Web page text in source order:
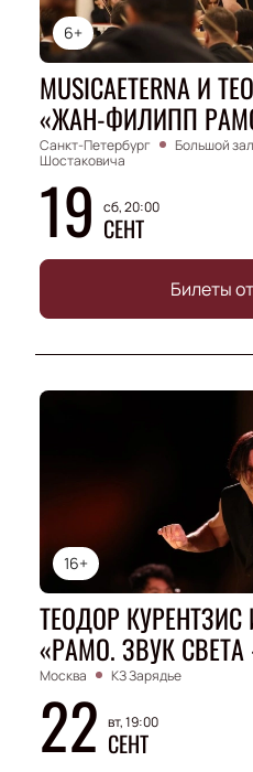
6+
MUSICAETERNA И
«ЖАН-ФИЛИПП
Санкт-Петербург
Большой
Шостаковича
19 сб, 20:00
СЕНТ
Билеты от
16+
ТЕОДОР КУРЕНТЗИС
«РАМО. ЗВУК СВЕТА
Москва КЗ Зарядье
22 вт, 19:00
СЕНТ